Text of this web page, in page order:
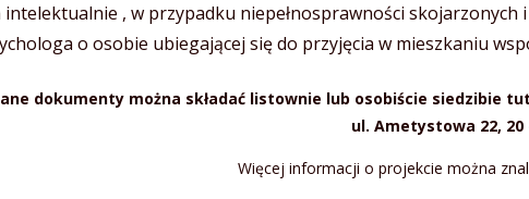
, w przypadku niepełnosprawności
o osobie ubiegającej się do przyjęcia w mieszkaniu
dokumenty można składać listownie lub osobiście siedzibie
ul. Ametystowa 22, 20
Więcej informacji o projekcie można